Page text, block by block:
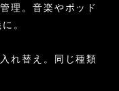
理。音楽やポッド
。
れ替え。同じ種類